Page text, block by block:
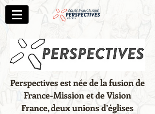
Perspectives est née de la fusion de
France-Mission et de Vision
France, deux unions d’églises